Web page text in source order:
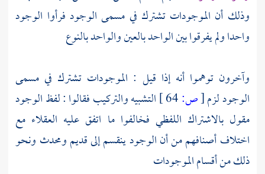
وذلك أن الموجودات تشترك في مسمى الوجود فرأوا الوجود
واحدا ولم يفرقوا بين الواحد بالعين والواحد بالنوع
وآخرون توهموا أنه إذا قيل : الموجودات تشترك في مسمى
الوجود لزم[ص:
التشبيه والتركيب فقالوا : لفظ الوجود
مقول بالاشتراك اللفظي فخالفوا ما اتفق عليه العقلاء مع
اختلاف أصنافهم من أن الوجود ينقسم إلى قديم ومحدث ونحو
ذلك من أقسام الموجودات